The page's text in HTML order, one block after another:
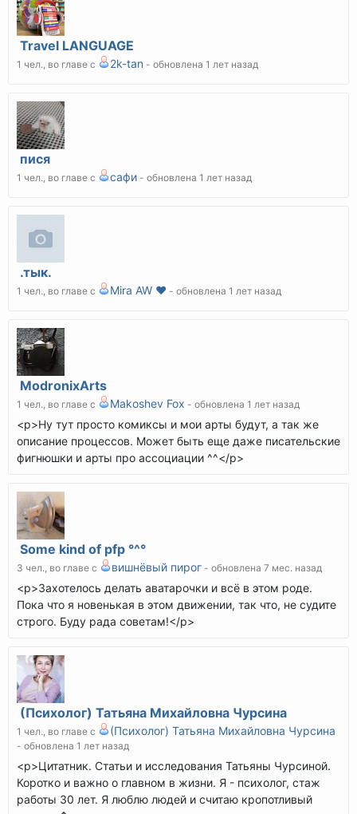
Travel LANGUAGE
1 чел., во главе с 2k-tan - обновлена 1 лет назад
пися
1 чел., во главе с сафи - обновлена 1 лет назад
.тык.
1 чел., во главе с Mira AW ❤️ - обновлена 1 лет назад
ModronixArts
1 чел., во главе с Makoshev Fox - обновлена 1 лет назад
<p>Ну тут просто комиксы и мои арты будут, а так же
описание процессов. Может быть еще даже писательские
фигнюшки и арты про ассоциации ^^</p>
Some kind of pfp °^°
3 чел., во главе с вишнёвый пирог - обновлена 7 мес. назад
<p>​​​​​​Захотелось делать аватарочки и всё в этом роде.
Пока что я новенькая в этом движении, так что, не судите
строго. Буду рада советам!</p>
(Психолог) Татьяна Михайловна Чурсина
1 чел., во главе с (Психолог) Татьяна Михайловна Чурсина
- обновлена 1 лет назад
<p>Цитатник. Статьи и исследования Татьяны Чурсиной.
Коротко и важно о главном в жизни. Я - психолог, стаж
работы 30 лет. Я люблю людей и считаю кропотливый